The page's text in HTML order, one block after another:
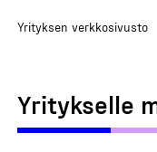
Yrityksen verkkosivusto
Yritykselle